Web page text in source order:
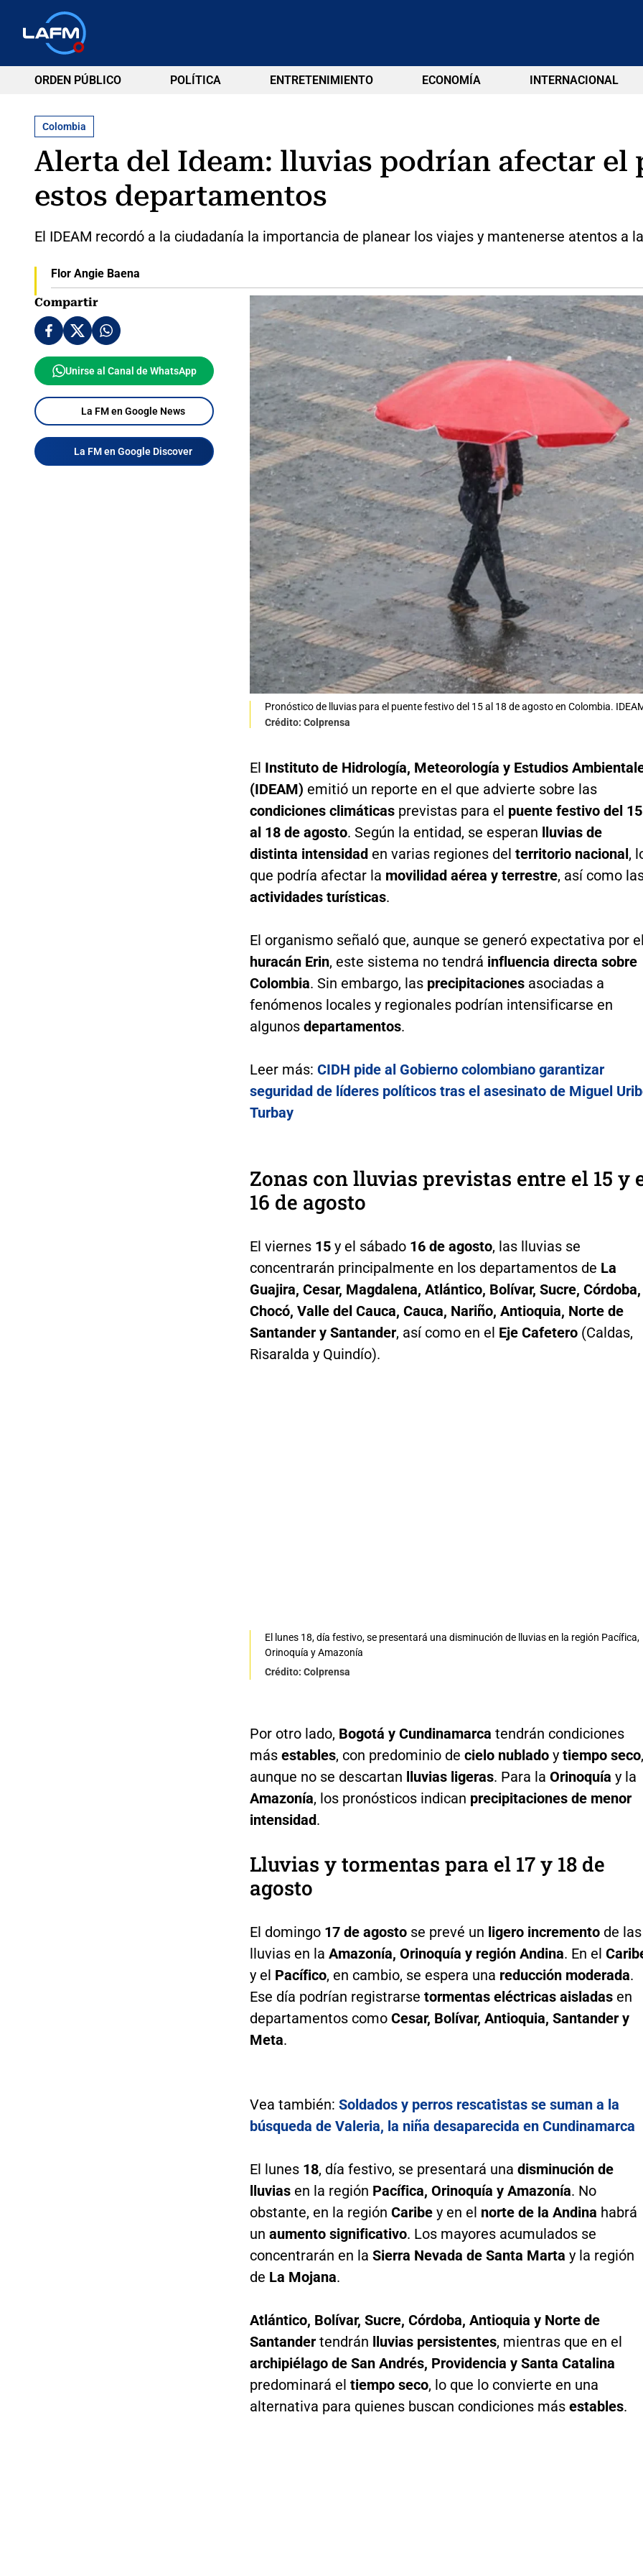
ORDEN PÚBLICO POLÍTICA ENTRETENIMIENTO ECONOMÍA INTERNACIONAL
Colombia
Alerta del Ideam: lluvias podrían afectar el
estos departamentos
El IDEAM recordó a la ciudadanía la importancia de planear los viajes y mantenerse atentos a
Flor Angie Baena
Compartir
Unirse al Canal de WhatsApp
La FM en Google News
La FM en Google Discover
Pronóstico de lluvias para el puente festivo del 15 al 18 de agosto en Colombia.
Crédito: Colprensa
El Instituto de Hidrología, Meteorología y Estudios
(IDEAM) emitió un reporte en el que advierte sobre las
condiciones climáticasprevistas para el puente festivo del 15
al 18 de agosto. Según la entidad, se esperan
lluvias de
distinta intensidad en varias regiones del territorio nacional ,
que podría afectar la movilidad aérea y terrestre, así como
actividades turísticas.
El organismo señaló que, aunque se generó expectativa por el
huracán Erin, este sistema no tendrá influencia directa sobre
Colombia. Sin embargo, las precipitacionesasociadas a
fenómenos locales y regionales podrían intensificarse en
algunos departamentos.
Leer más: CIDH pide al Gobierno colombiano garantizar
seguridad de líderes políticos tras el asesinato de Miguel
Turbay
Zonas con lluvias previstas entre el 15 y
16 de agosto
El viernes 15y el sábado 16 de agosto, las lluvias se
concentrarán principalmente en los departamentos de La
Guajira, Cesar, Magdalena, Atlántico, Bolívar, Sucre, Córdoba,
Chocó, Valle del Cauca, Cauca, Nariño, Antioquia, Norte de
Santander y Santander, así como en el Eje Cafetero(Caldas,
Risaralda y Quindío).
El lunes 18, día festivo, se presentará una disminución de lluvias en la región Pacífica,
Orinoquía y Amazonía
Crédito: Colprensa
Por otro lado, Bogotá y Cundinamarca tendrán condiciones
más estables, con predominio de cielo nubladoy tiempo seco,
aunque no se descartan lluvias ligeras. Para la Orinoquía y la
Amazonía, los pronósticos indican precipitaciones de menor
intensidad.
Lluvias y tormentas para el 17 y 18 de
agosto
El domingo 17 de agostose prevé un ligero incrementode las
lluvias en la Amazonía, Orinoquía y región Andina. En el
y el Pacífico, en cambio, se espera una reducción moderada.
Ese día podrían registrarse tormentas eléctricas aisladasen
departamentos como Cesar, Bolívar, Antioquia, Santander y
Meta.
Vea también: Soldados y perros rescatistas se suman a la
búsqueda de Valeria, la niña desaparecida en Cundinamarca
El lunes 18, día festivo, se presentará una disminución de
lluviasen la región Pacífica, Orinoquía y Amazonía. No
obstante, en la región Caribey en el norte de la Andina habrá
un aumento significativo. Los mayores acumulados se
concentrarán en la Sierra Nevada de Santa Marta y la región
de La Mojana.
Atlántico, Bolívar, Sucre, Córdoba, Antioquia y Norte de
Santandertendrán lluvias persistentes, mientras que en el
archipiélago de San Andrés, Providencia y Santa Catalina
predominará el tiempo seco, lo que lo convierte en una
alternativa para quienes buscan condiciones más estables.